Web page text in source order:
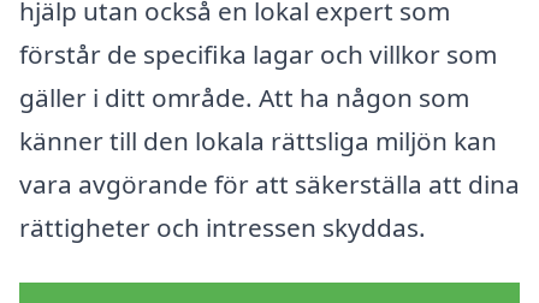
hjälp utan också en lokal expert som
förstår de specifika lagar och villkor som
gäller i ditt område. Att ha någon som
känner till den lokala rättsliga miljön kan
vara avgörande för att säkerställa att dina
rättigheter och intressen skyddas.